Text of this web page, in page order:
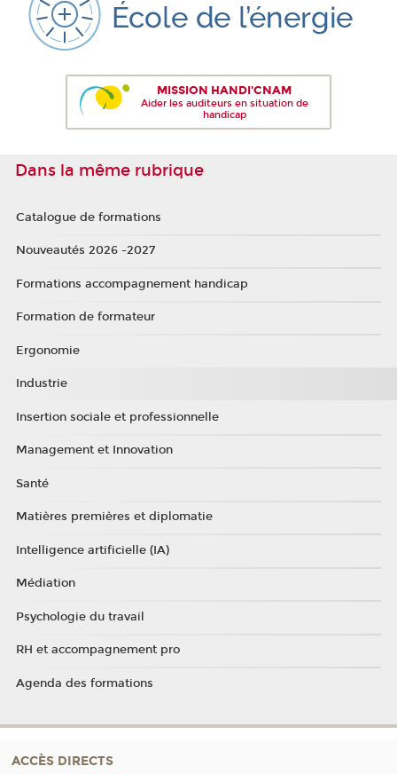
MISSION HANDI'CNAM
Aider les auditeurs en situation de
handicap
Dans la même rubrique
Catalogue de formations
Nouveautés 2026 -2027
Formations accompagnement handicap
Formation de formateur
Ergonomie
Industrie
Insertion sociale et professionnelle
Management et Innovation
Santé
Matières premières et diplomatie
Intelligence artificielle (IA)
Médiation
Psychologie du travail
RH et accompagnement pro
Agenda des formations
ACCÈS DIRECTS